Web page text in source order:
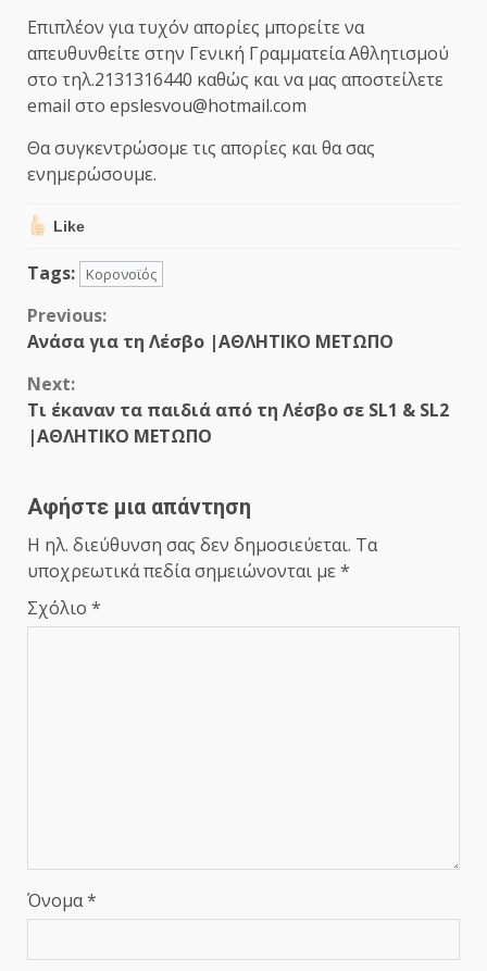
Επιπλέον για τυχόν απορίες μπορείτε να
απευθυνθείτε στην Γενική Γραμματεία Αθλητισμού
στο τηλ.2131316440 καθώς και να μας αποστείλετε
email στο epslesvou@hotmail.com
Θα συγκεντρώσομε τις απορίες και θα σας
ενημερώσουμε.
Like
Tags: Κορονοϊός
Continue
Reading
Previous:
Ανάσα για τη Λέσβο |ΑΘΛΗΤΙΚΟ ΜΕΤΩΠΟ
Next:
Τι έκαναν τα παιδιά από τη Λέσβο σε SL1 & SL2
|ΑΘΛΗΤΙΚΟ ΜΕΤΩΠΟ
Αφήστε μια απάντηση
Η ηλ. διεύθυνση σας δεν δημοσιεύεται. Τα
υποχρεωτικά πεδία σημειώνονται με *
Σχόλιο *
Όνομα*